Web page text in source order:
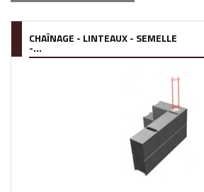
CHAÎNAGE - LINTEAUX - SEMELLE
-...